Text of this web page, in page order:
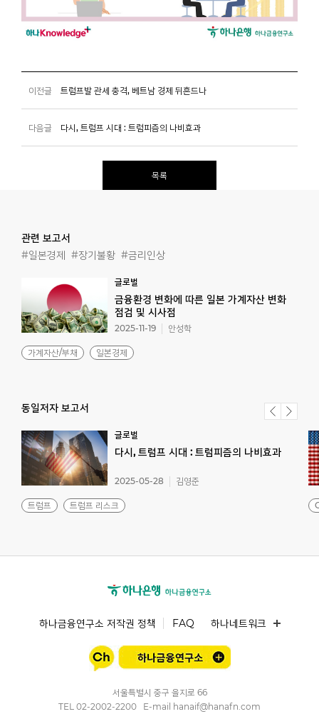
이전글 트럼프발 관세 충격, 베트남 경제 뒤흔드나
다음글 다시, 트럼프 시대 : 트럼피즘의 나비효과
목록
관련 보고서
#일본경제 #장기불황 #금리인상
글로벌
금융환경 변화에 따른 일본 가계자산 변화
점검 및 시사점
가계자산/부채 일본경제
2025-11-19 안성학
동일저자 보고서
글로벌
다시, 트럼프 시대 : 트럼피즘의 나비효과
트럼프 트럼프 리스크
2025-05-28 김영준
하나금융연구소 저작권 정책 FAQ 하나네트워크
서울특별시 중구 을지로 66
TEL 02-2002-2200 E-mail hanaif@hanafn.com